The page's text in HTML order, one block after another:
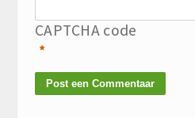
CAPTCHA code
*